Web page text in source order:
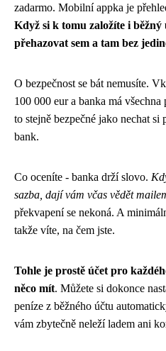
zadarmo. Mobilní appka je
Když si k tomu založíte i běžný
přehazovat sem a tam bez
O bezpečnost se bát nemusíte.
100 000 eur a banka má
to stejně bezpečné jako nechat
bank.
Co oceníte - banka drží slovo.
sazba, dají vám včas vědět
překvapení se nekoná. A
takže víte, na čem jste.
Tohle je prostě účet pro
něco mít. Můžete si dokonce
peníze z běžného účtu
vám zbytečně neleží ladem ani